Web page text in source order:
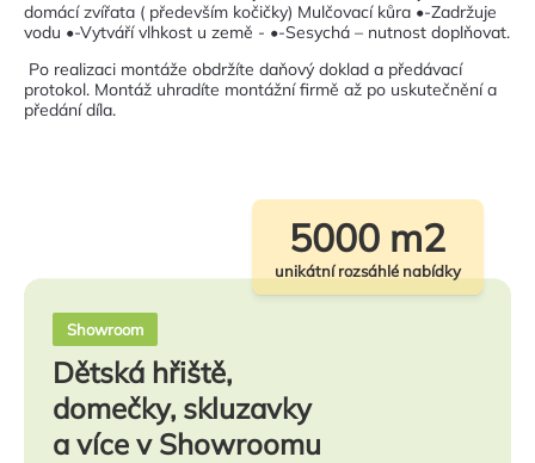
domácí zvířata ( především kočičky) Mulčovací kůra •-Zadržuje
vodu •-Vytváří vlhkost u země - •-Sesychá – nutnost doplňovat.
Po realizaci montáže obdržíte daňový doklad a předávací
protokol. Montáž uhradíte montážní firmě až po uskutečnění a
předání díla.
Showroom
Dětská hřiště,
domečky, skluzavky
a více v Showroomu
5000 m2
unikátní rozsáhlé nabídky